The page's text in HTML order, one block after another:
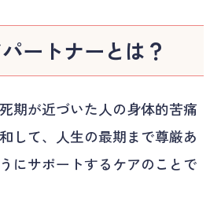
ートナーとは？
期が近づいた人の身体的苦痛
して、人生の最期まで尊厳あ
にサポートするケアのことで